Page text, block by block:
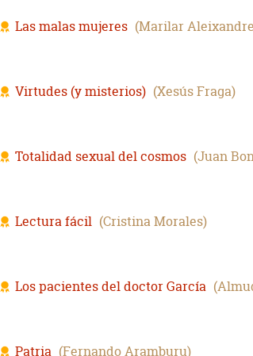
Las malas mujeres Marilar Aleixandre
Virtudes (y misterios) Xesús Fraga
Totalidad sexual del cosmos Juan
Lectura fácil Cristina Morales
Los pacientes del doctor García
Patria Fernando Aramburu